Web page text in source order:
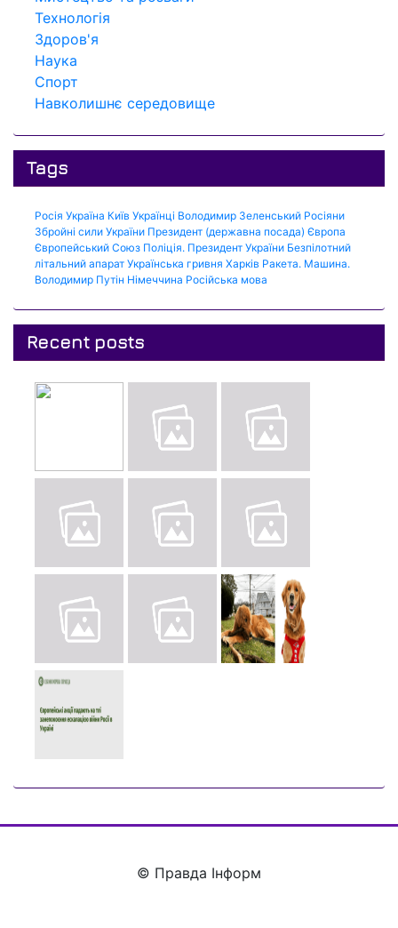
Технологія
Здоров'я
Наука
Спорт
Навколишнє середовище
Tags
Росія Україна Київ Українці Володимир Зеленський Росіяни
Збройні сили України Президент (державна посада) Європа
Європейський Союз Поліція. Президент України Безпілотний
літальний апарат Українська гривня Харків Ракета. Машина.
Володимир Путін Німеччина Російська мова
Recent posts
© Правда Інформ